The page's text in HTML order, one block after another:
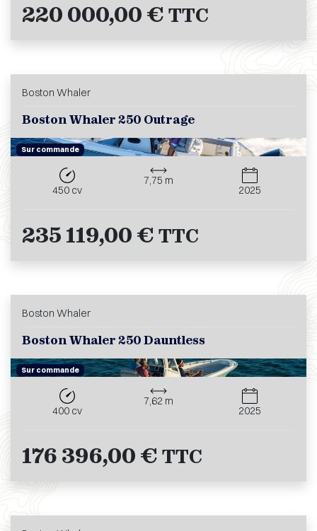
220 000,00 € TTC
Boston Whaler
Boston Whaler 250 Outrage
Sur commande
450 cv
7,75 m
2025
235 119,00 € TTC
Boston Whaler
Boston Whaler 250 Dauntless
Sur commande
400 cv
7,62 m
2025
176 396,00 € TTC